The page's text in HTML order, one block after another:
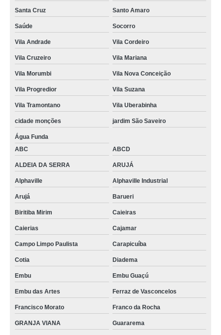
Santa Cruz Santo Amaro
Saúde Socorro
Vila Andrade Vila Cordeiro
Vila Cruzeiro Vila Mariana
Vila Morumbi Vila Nova Conceição
Vila Progredior Vila Suzana
Vila Tramontano Vila Uberabinha
cidade monções jardim São Saveiro
Água Funda
ABC
ABCD
ALDEIA DA SERRA ARUJÁ
Alphaville Alphaville Industrial
Arujá Barueri
Biritiba Mirim Caieiras
Caierias Cajamar
Campo Limpo Paulista Carapicuíba
Cotia Diadema
Embu Embu Guaçú
Embu das Artes Ferraz de Vasconcelos
Francisco Morato Franco da Rocha
GRANJA VIANA Guararema